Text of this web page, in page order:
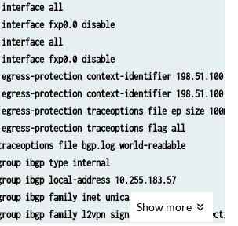
all point-to-point
all level 2 metric 10
fxp0.0 disable
all
fxp0.0 disable
statement lb then load-balance per-packet
traceoptions file ro.log
traceoptions flag all
traceoptions flag route
system 100
forwarding-table export lb
foo instance-type l2vpn
foo egress-protection context-identifier
interface all
fxp0.0 disable
interface all
fxp0.0 disable
protection context-identifier
protection context-identifier 198.51.100.3
protection traceoptions file ep size 100m
protection traceoptions flag all
file bgp.log world-readable
ibgp type internal
ibgp local-address 10.255.183.57
ibgp family inet unicast
ibgp family l2vpn signaling egress-protection
Show more